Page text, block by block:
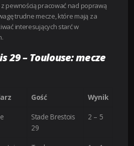
pewnością pracować nad poprawą
trudne mecze, które mają za
interesujących starć w
29 – Toulouse: mecze
Gość Wynik
Stade Brestois
29
2 – 5